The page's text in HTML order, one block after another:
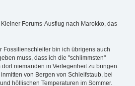
Forums-Ausflug nach Marokko, das
Fossilienschleifer bin ich übrigens auch
muss, dass ich die "schlimmsten"
niemanden in Verlegenheit zu bringen.
von Bergen von Schleifstaub, bei
höllischen Temperaturen im Sommer.